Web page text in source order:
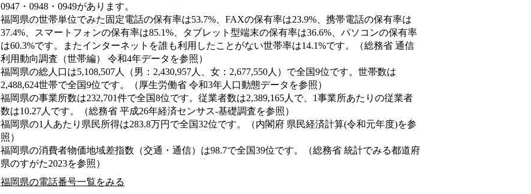
0947・0948・0949があります。
福岡県の世帯単位でみた固定電話の保有率は53.7%、FAXの保有率は23.9%、携帯電話の保有率は
37.4%、スマートフォンの保有率は85.1%、タブレット型端末の保有率は36.6%、パソコンの保有率
は60.3%です。またインターネットを誰も利用したことがない世帯率は14.1%です。（総務省 通信
利用動向調査（世帯編） 令和4年データを参照）
福岡県の総人口は5,108,507人（男：2,430,957人、女：2,677,550人）で全国9位です。世帯数は
2,488,624世帯で全国9位です。（厚生労働省 令和3年人口動態データを参照）
福岡県の事業所数は232,701件で全国8位です。従業者数は2,389,165人で、1事業所あたりの従業者
数は10.27人です。（総務省 平成26年経済センサス‐基礎調査を参照）
福岡県の1人あたり県民所得は283.8万円で全国32位です。（内閣府 県民経済計算(令和元年度)を参
照）
福岡県の消費者物価地域差指数（交通・通信）は98.7で全国39位です。（総務省 統計でみる都道府
県のすがた2023を参照）
福岡県の電話番号一覧をみる